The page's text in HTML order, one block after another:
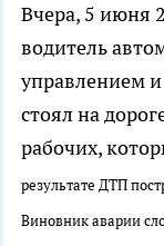
Вчера, 5 июня
водитель
управлением и
стоял на
рабочих,
результате ДТП
Виновник аварии